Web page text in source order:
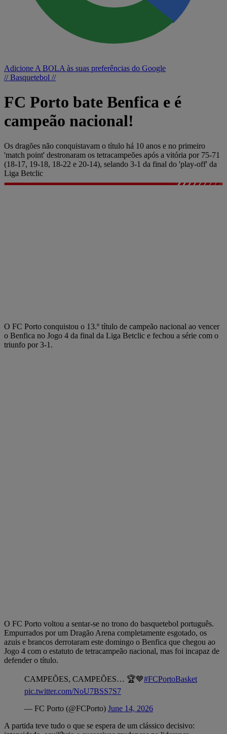
Adicione A BOLA às suas preferências do Google
// Basquetebol //
FC Porto bate Benfica e é
campeão nacional!
Os dragões não conquistavam o título há 10 anos e no primeiro
'match point' destronaram os tetracampeões após a vitória por 75-71
(18-17, 19-18, 18-22 e 20-14), selando 3-1 da final do 'play-off' da
Liga Betclic
O FC Porto conquistou o 13.º título de campeão nacional ao vencer
o Benfica no Jogo 4 da final da Liga Betclic e fechou a série com o
triunfo por 3-1.
O FC Porto voltou a sentar-se no trono do basquetebol português.
Empurrados por um Dragão Arena completamente esgotado, os
azuis e brancos derrotaram este domingo o Benfica que chegou ao
Jogo 4 com o estatuto de tetracampeão nacional, mas foi incapaz de
defender o título.
CAMPEÕES, CAMPEÕES… 🏆💙#FCPortoBasket
pic.twitter.com/NoU7BSS7S7
— FC Porto (@FCPorto) June 14, 2026
A partida teve tudo o que se espera de um clássico decisivo: